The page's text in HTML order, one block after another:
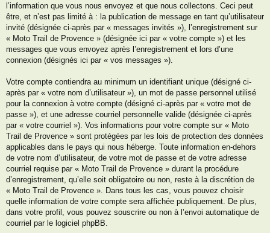
l’information que vous nous envoyez et que nous collectons. Ceci peut
être, et n’est pas limité à : la publication de message en tant qu’utilisateur
invité (désignée ci-après par « messages invités »), l’enregistrement sur
« Moto Trail de Provence » (désignée ici par « votre compte ») et les
messages que vous envoyez après l’enregistrement et lors d’une
connexion (désignés ici par « vos messages »).
Votre compte contiendra au minimum un identifiant unique (désigné ci-
après par « votre nom d’utilisateur »), un mot de passe personnel utilisé
pour la connexion à votre compte (désigné ci-après par « votre mot de
passe »), et une adresse courriel personnelle valide (désignée ci-après
par « votre courriel »). Vos informations pour votre compte sur « Moto
Trail de Provence » sont protégées par les lois de protection des données
applicables dans le pays qui nous héberge. Toute information en-dehors
de votre nom d’utilisateur, de votre mot de passe et de votre adresse
courriel requise par « Moto Trail de Provence » durant la procédure
d’enregistrement, qu’elle soit obligatoire ou non, reste à la discrétion de
« Moto Trail de Provence ». Dans tous les cas, vous pouvez choisir
quelle information de votre compte sera affichée publiquement. De plus,
dans votre profil, vous pouvez souscrire ou non à l’envoi automatique de
courriel par le logiciel phpBB.